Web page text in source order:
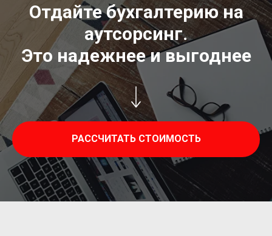
Отдайте бухгалтерию на
аутсорсинг.
Это надежнее и выгоднее
РАССЧИТАТЬ СТОИМОСТЬ